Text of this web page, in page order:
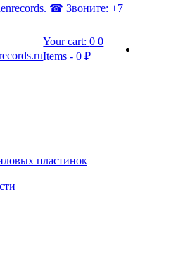
☎ Звоните: +7
Your cart: 00
Items -0 ₽
пластинок